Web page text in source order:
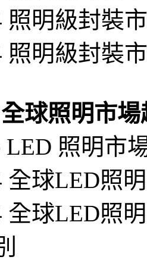
照明級封裝
照明級封裝
球照明市場
LED 照明市
全球LED照
全球LED照